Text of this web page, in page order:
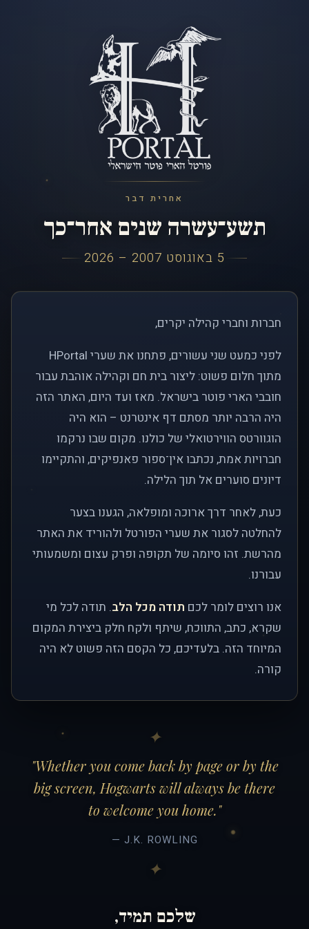
אחרית דבר
תשע־עשרה שנים אחר־כך
5 באוגוסט 2007 – 2026
חברות וחברי קהילה יקרים,
לפני כמעט שני עשורים, פתחנו את שערי HPortal
מתוך חלום פשוט: ליצור בית חם וקהילה אוהבת עבור
חובבי הארי פוטר בישראל. מאז ועד היום, האתר הזה
היה הרבה יותר מסתם דף אינטרנט – הוא היה
הוגוורטס הווירטואלי של כולנו. מקום שבו נרקמו
חברויות אמת, נכתבו אין־ספור פאנפיקים, והתקיימו
דיונים סוערים אל תוך הלילה.
כעת, לאחר דרך ארוכה ומופלאה, הגענו בצער
להחלטה לסגור את שערי הפורטל ולהוריד את האתר
מהרשת. זהו סיומה של תקופה ופרק עצום ומשמעותי
עבורנו.
אנו רוצים לומר לכם תודה מכל הלב. תודה לכל מי
שקרא, כתב, התווכח, שיתף ולקח חלק ביצירת המקום
המיוחד הזה. בלעדיכם, כל הקסם הזה פשוט לא היה
קורה.
"Whether you come back by page or by the
big screen, Hogwarts will always be there
to welcome you home."
— J.K. ROWLING
שלכם תמיד,